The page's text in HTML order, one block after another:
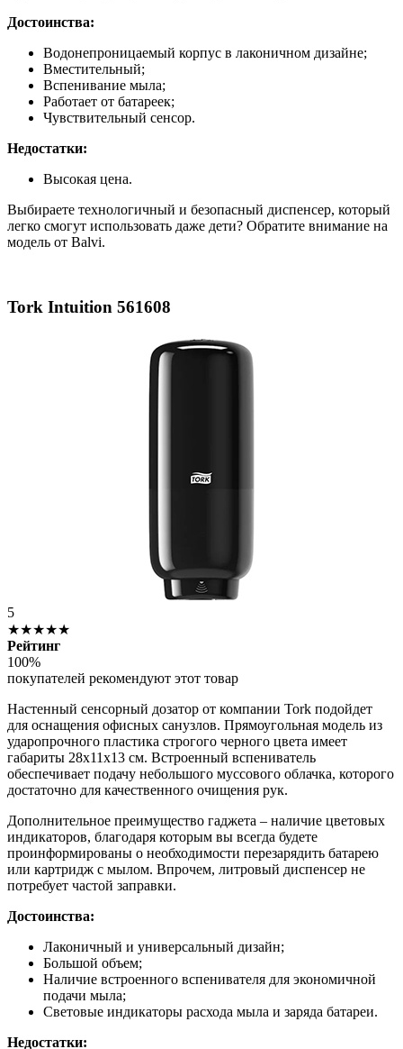
Достоинства:
Водонепроницаемый корпус в лаконичном дизайне;
Вместительный;
Вспенивание мыла;
Работает от батареек;
Чувствительный сенсор.
Недостатки:
Высокая цена.
Выбираете технологичный и безопасный диспенсер, который
легко смогут использовать даже дети? Обратите внимание на
модель от Balvi.
Tork Intuition 561608
5
★★★★★
Рейтинг
100%
покупателей рекомендуют этот товар
Настенный сенсорный дозатор от компании Tork подойдет
для оснащения офисных санузлов. Прямоугольная модель из
ударопрочного пластика строгого черного цвета имеет
габариты 28х11х13 см. Встроенный вспениватель
обеспечивает подачу небольшого муссового облачка, которого
достаточно для качественного очищения рук.
Дополнительное преимущество гаджета – наличие цветовых
индикаторов, благодаря которым вы всегда будете
проинформированы о необходимости перезарядить батарею
или картридж с мылом. Впрочем, литровый диспенсер не
потребует частой заправки.
Достоинства:
Лаконичный и универсальный дизайн;
Большой объем;
Наличие встроенного вспенивателя для экономичной
подачи мыла;
Световые индикаторы расхода мыла и заряда батареи.
Недостатки: